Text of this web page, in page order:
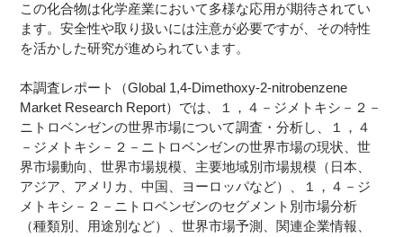
この化合物は化学産業において多様な応用が期待されてい
ます。安全性や取り扱いには注意が必要ですが、その特性
を活かした研究が進められています。
本調査レポート（Global 1,4-Dimethoxy-2-nitrobenzene
Market Research Report）では、１，４－ジメトキシ－２－
ニトロベンゼンの世界市場について調査・分析し、１，４
－ジメトキシ－２－ニトロベンゼンの世界市場の現状、世
界市場動向、世界市場規模、主要地域別市場規模（日本、
アジア、アメリカ、中国、ヨーロッパなど）、１，４－ジ
メトキシ－２－ニトロベンゼンのセグメント別市場分析
（種類別、用途別など）、世界市場予測、関連企業情報、